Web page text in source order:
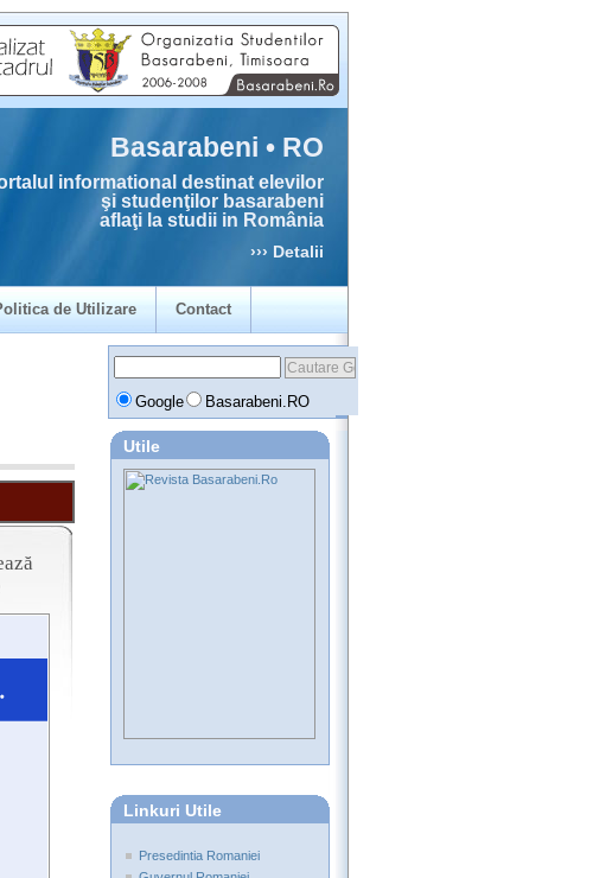
Basarabeni • RO
informational destinat elevilor
şi studenţilor basarabeni
aflaţi la studii in România
››› Detalii
de Utilizare Contact
Google Basarabeni.RO
Utile
Linkuri Utile
Presedintia Romaniei